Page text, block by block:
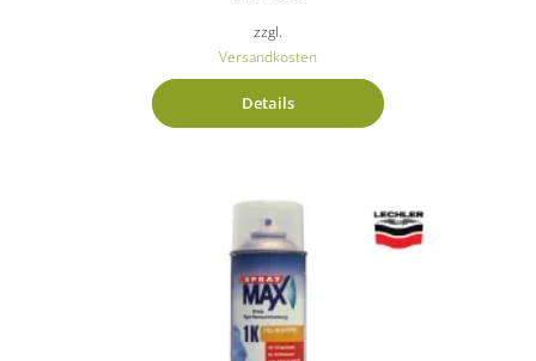
zzgl.
Versandkosten
Details